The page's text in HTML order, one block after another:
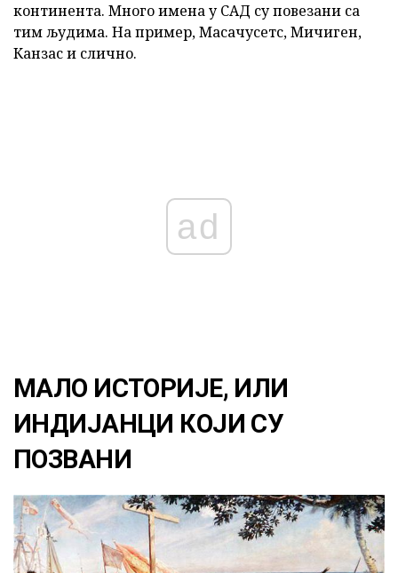
континента. Много имена у САД су повезани са
тим људима. На пример, Масачусетс, Мичиген,
Канзас и слично.
ad
МАЛО ИСТОРИЈЕ, ИЛИ
ИНДИЈАНЦИ КОЈИ СУ
ПОЗВАНИ